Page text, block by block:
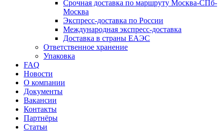
Срочная доставка по маршруту Москва-СПб-
Москва
Экспресс-доставка по России
Международная экспресс-доставка
Доставка в страны ЕАЭС
Ответственное хранение
Упаковка
FAQ
Новости
О компании
Документы
Вакансии
Контакты
Партнёры
Статьи